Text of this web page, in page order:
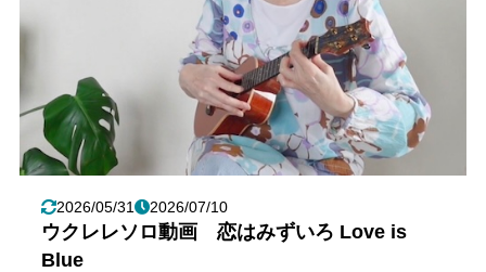
2026/05/31 2026/07/10
ウクレレソロ動画 恋はみずいろ Love is
Blue